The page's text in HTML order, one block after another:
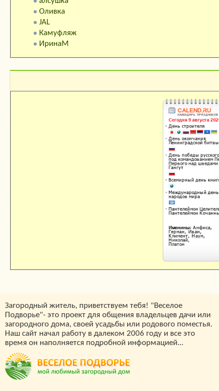
Оливка
JAL
Камуфляж
ИринаМ
Загородный житель, приветствуем тебя! "Веселое
Подворье"- это проект для общения владельцев дачи или
загородного дома, своей усадьбы или родового поместья.
Наш сайт начал работу в далеком 2006 году и все это
время он наполняется подробной информацией...